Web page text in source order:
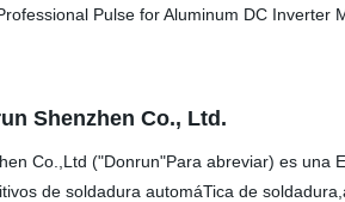
Shenzhen Co., Ltd.
Co.,Ltd ("Donrun"Para abreviar) es
de soldadura automáTica de